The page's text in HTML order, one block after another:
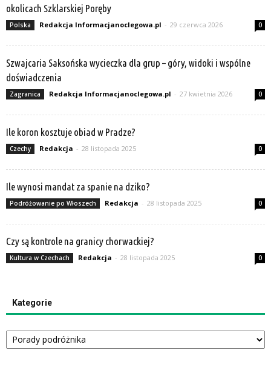
okolicach Szklarskiej Poręby
Polska Redakcja Informacjanoclegowa.pl - 29 czerwca 2026 0
Szwajcaria Saksońska wycieczka dla grup – góry, widoki i wspólne
doświadczenia
Zagranica Redakcja Informacjanoclegowa.pl - 27 kwietnia 2026 0
Ile koron kosztuje obiad w Pradze?
Czechy Redakcja - 28 listopada 2025 0
Ile wynosi mandat za spanie na dziko?
Podróżowanie po Włoszech Redakcja - 28 listopada 2025 0
Czy są kontrole na granicy chorwackiej?
Kultura w Czechach Redakcja - 28 listopada 2025 0
Kategorie
Kategorie